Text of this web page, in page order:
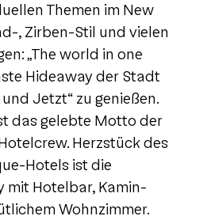
Themen im New
, Zirben-Stil und vielen
„The world in one
Hideaway der Stadt
Jetzt“ zu genießen.
das gelebte Motto der
Herzstück des
Hotels ist die
mit Hotelbar, Kamin-
Wohnzimmer.